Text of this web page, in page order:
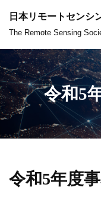
コ
ン
テ
ン
ツ
へ
ス
プ
日本リモートセンシ
The Remote Sensing
令和5
令和5年度